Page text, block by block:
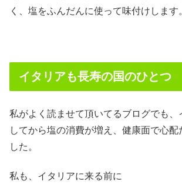
く、塩をふんだんに使って味付けします
イタリアも長寿の国のひとつ
私がよく読ませて頂いてるブログでも、
してから塩の消費が増え、健康面で心配
した。
私も、イタリアに来る前に